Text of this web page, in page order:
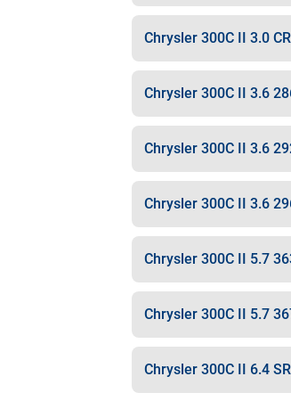
Chrysler 300C II 3.0
Chrysler 300C II 3.6
Chrysler 300C II 3.6
Chrysler 300C II 3.6
Chrysler 300C II 5.7
Chrysler 300C II 5.7
Chrysler 300C II 6.4